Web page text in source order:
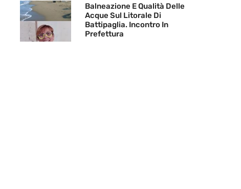
Balneazione E Qualità Delle
Acque Sul Litorale Di
Battipaglia. Incontro In
Prefettura